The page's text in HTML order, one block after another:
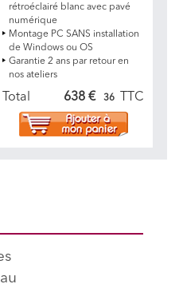
rétroéclairé blanc avec pavé
numérique
Montage PC SANS installation
de Windows ou OS
Garantie 2 ans par retour en
nos ateliers
Total 638 € 36 TTC